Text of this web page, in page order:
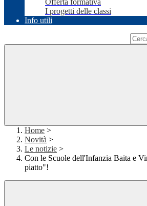
Offerta formativa
I progetti delle classi
Info utili
Home >
Novità >
Le notizie >
Con le Scuole dell'Infanzia Baita e
piatto"!